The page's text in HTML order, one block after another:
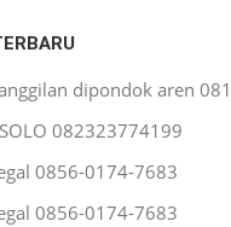
dipondok aren
SOLO 082323774199
0856-0174-7683
0856-0174-7683